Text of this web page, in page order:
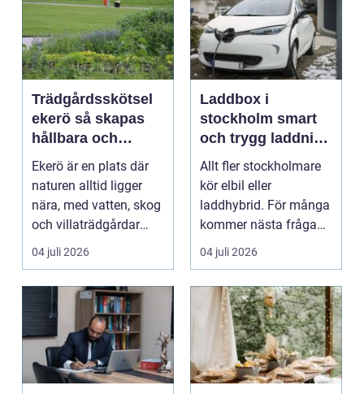
Trädgårdsskötsel
ekerö så skapas
hållbara och
vackra utemiljöer
året runt
Ekerö är en plats där
naturen alltid ligger
nära, med vatten, skog
och villaträdgårdar
som ramar in ...
04 juli 2026
Laddbox i
stockholm smart
och trygg laddning
hemma och på
jobbet
Allt fler stockholmare
kör elbil eller
laddhybrid. För många
kommer nästa fråga
direkt: hur laddar m...
04 juli 2026